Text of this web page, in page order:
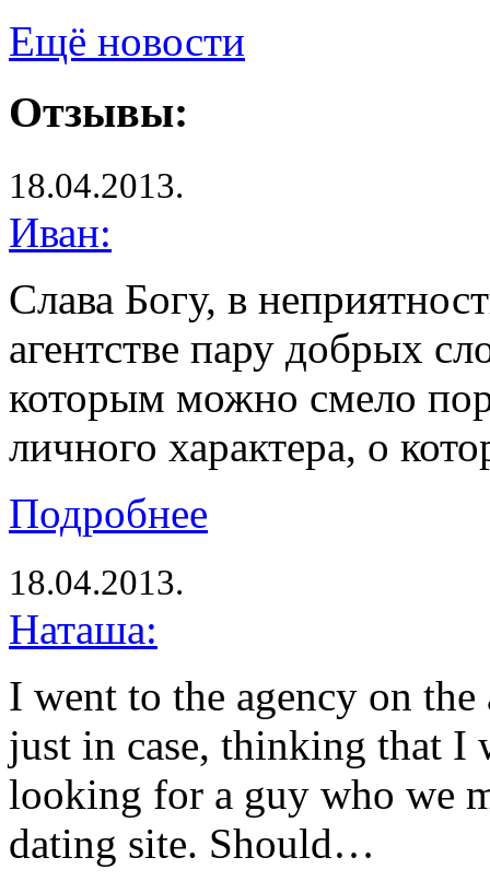
Ещё новости
Отзывы:
18.04.2013.
Иван:
Слава Богу, в
агентстве пару добрых
которым можно смело
личного характера, о
Подробнее
18.04.2013.
Наташа:
I went to the agency on
just in case, thinking that
looking for a guy who we
dating site. Should…